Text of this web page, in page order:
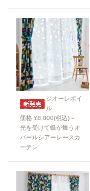
ジオーレボイ
ル
価格 ¥8,800(税込)～
光を受けて蝶が舞うオ
パールシアーレースカ
ーテン